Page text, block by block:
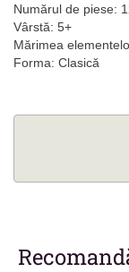
Numărul de piese:
Vârstă: 5+
Mărimea
Forma: Clasică